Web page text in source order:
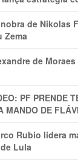
de Nikolas
Zema
de
PF PRENDE
MANDO DE
Rubio lidera
Lula